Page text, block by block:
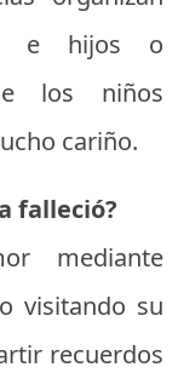
e hijos o
los niños
cariño.
falleció?
mediante
visitando su
recuerdos